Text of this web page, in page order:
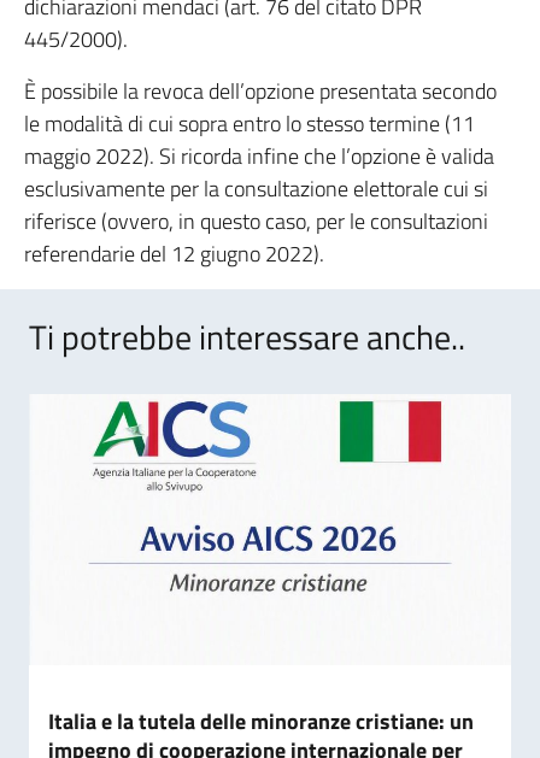
dichiarazioni mendaci (art. 76 del citato DPR
445/2000).
È possibile la revoca dell’opzione presentata secondo
le modalità di cui sopra entro lo stesso termine (11
maggio 2022). Si ricorda infine che l’opzione è valida
esclusivamente per la consultazione elettorale cui si
riferisce (ovvero, in questo caso, per le consultazioni
referendarie del 12 giugno 2022).
Ti potrebbe interessare anche..
Italia e la tutela delle minoranze cristiane: un
impegno di cooperazione internazionale per